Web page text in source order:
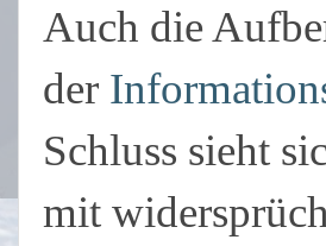
Auch die
der
Schluss sieht
mit